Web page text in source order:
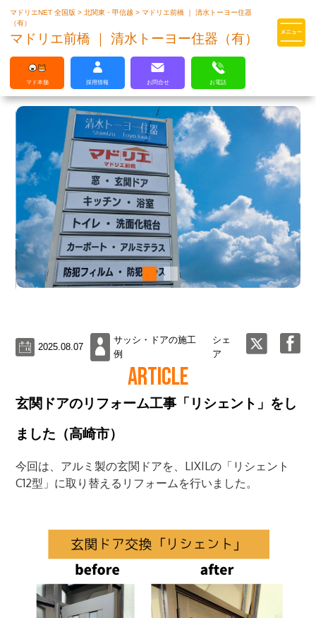
マドリエはLIXILの厳しい基準を
マドリエNET 全国版>北関東・甲信越>マドリエ前橋 ｜ 清水トーヨー住器
（有）
マドリエ前橋 ｜ 清水トーヨー住器（有）
マド本舗 採用情報 お問合せ お電話
2025.08.07
サッシ・ドアの施工
例
シェ
ア
ARTICLE
玄関ドアのリフォーム工事「リシェント」をし
ました（高崎市）